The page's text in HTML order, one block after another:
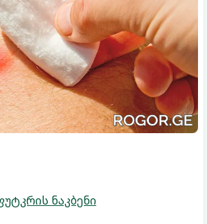
ნაკბენი